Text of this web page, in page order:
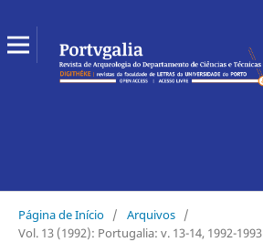
Página de Início / Arquivos /
Vol. 13 (1992): Portugalia: v. 13-14, 1992-1993